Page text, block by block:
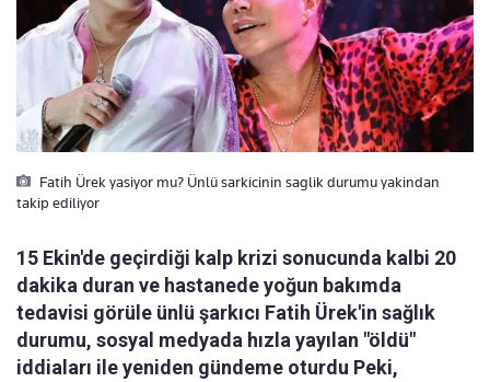
Fatih Ürek yasiyor mu? Ünlü sarkicinin saglik durumu yakindan
takip ediliyor
15 Ekin'de geçirdiği kalp krizi sonucunda kalbi 20
dakika duran ve hastanede yoğun bakımda
tedavisi görüle ünlü şarkıcı Fatih Ürek'in sağlık
durumu, sosyal medyada hızla yayılan "öldü"
iddiaları ile yeniden gündeme oturdu Peki,